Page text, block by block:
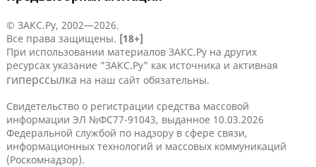
© ЗАКС.Ру, 2002—2026.
Все права защищены. [18+]
При использовании материалов ЗАКС.Ру на других
ресурсах указание "ЗАКС.Ру" как источника и активная
гиперссылка на наш сайт обязательны.
Свидетельство о регистрации средства массовой
информации ЭЛ №ФС77-91043, выданное 10.03.2026
Федеральной службой по надзору в сфере связи,
информационных технологий и массовых коммуникаций
(Роскомнадзор).